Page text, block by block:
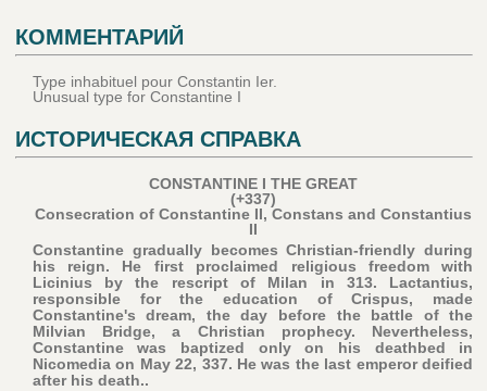
КОММЕНТАРИЙ
Type inhabituel pour Constantin Ier.
Unusual type for Constantine I
ИСТОРИЧЕСКАЯ СПРАВКА
CONSTANTINE I THE GREAT
(+337)
Consecration of Constantine II, Constans and Constantius
II
Constantine gradually becomes Christian-friendly during
his reign. He first proclaimed religious freedom with
Licinius by the rescript of Milan in 313. Lactantius,
responsible for the education of Crispus, made
Constantine's dream, the day before the battle of the
Milvian Bridge, a Christian prophecy. Nevertheless,
Constantine was baptized only on his deathbed in
Nicomedia on May 22, 337. He was the last emperor deified
after his death..